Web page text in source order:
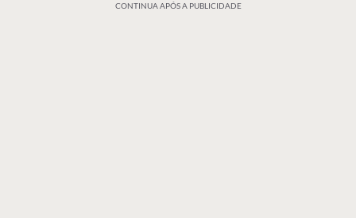
CONTINUA APÓS A PUBLICIDADE